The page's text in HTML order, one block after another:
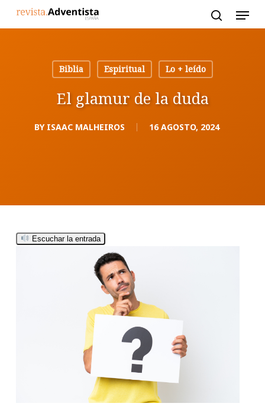
Biblia
Espiritual Lo + leído
El glamur de la duda
BY ISAAC MALHEIROS 16 AGOSTO, 2024
Escuchar la entrada